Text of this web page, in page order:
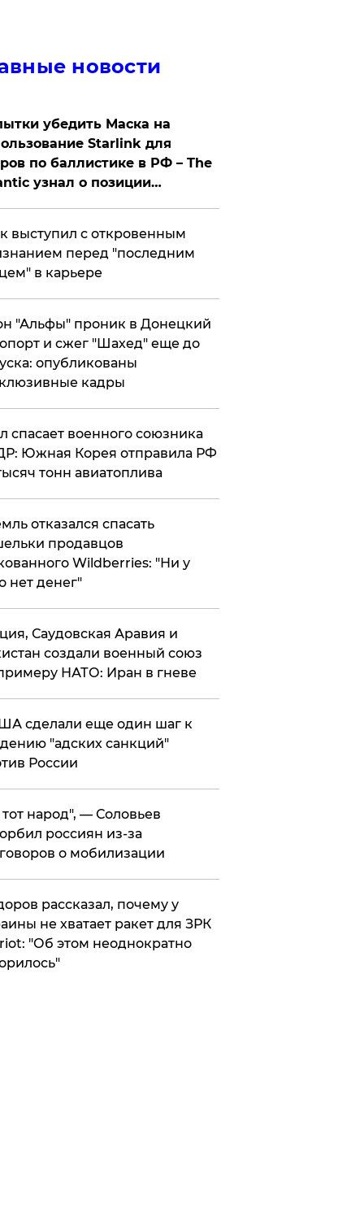
новости
убедить Маска на
Starlink для
по баллистике в РФ – The
узнал о позиции
выступил с откровенным
перед "последним
в карьере
"Альфы" проник в Донецкий
и сжег "Шахед" еще до
опубликованы
кадры
спасает военного союзника
Южная Корея отправила РФ
тонн авиатоплива
отказался спасать
продавцов
Wildberries: "Ни у
нет денег"
Саудовская Аравия и
создали военный союз
НАТО: Иран в гневе
сделали еще один шаг к
"адских санкций"
России
народ", — Соловьев
россиян из-за
о мобилизации
рассказал, почему у
не хватает ракет для ЗРК
"Об этом неоднократно